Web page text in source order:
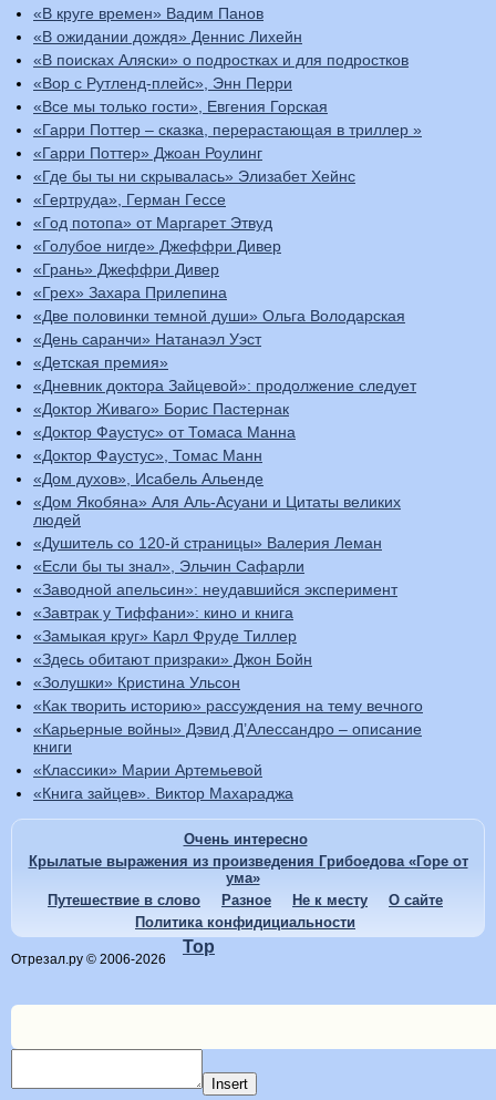
«В круге времен» Вадим Панов
«В ожидании дождя» Деннис Лихейн
«В поисках Аляски» о подростках и для подростков
«Вор с Рутленд-плейс», Энн Перри
«Все мы только гости», Евгения Горская
«Гарри Поттер – сказка, перерастающая в триллер »
«Гарри Поттер» Джоан Роулинг
«Где бы ты ни скрывалась» Элизабет Хейнс
«Гертруда», Герман Гессе
«Год потопа» от Маргарет Этвуд
«Голубое нигде» Джеффри Дивер
«Грань» Джеффри Дивер
«Грех» Захара Прилепина
«Две половинки темной души» Ольга Володарская
«День саранчи» Натанаэл Уэст
«Детская премия»
«Дневник доктора Зайцевой»: продолжение следует
«Доктор Живаго» Борис Пастернак
«Доктор Фаустус» от Томаса Манна
«Доктор Фаустус», Томас Манн
«Дом духов», Исабель Альенде
«Дом Якобяна» Аля Аль-Асуани и Цитаты великих
людей
«Душитель со 120-й страницы» Валерия Леман
«Если бы ты знал», Эльчин Сафарли
«Заводной апельсин»: неудавшийся эксперимент
«Завтрак у Тиффани»: кино и книга
«Замыкая круг» Карл Фруде Тиллер
«Здесь обитают призраки» Джон Бойн
«Золушки» Кристина Ульсон
«Как творить историю» рассуждения на тему вечного
«Карьерные войны» Дэвид Д’Алессандро – описание
книги
«Классики» Марии Артемьевой
«Книга зайцев». Виктор Махараджа
Очень интересно
Крылатые выражения из произведения Грибоедова «Горе от
ума»
Путешествие в слово
Разное Не к месту
О сайте
Политика конфидициальности
Отрезал.ру © 2006-2026
Top
Insert